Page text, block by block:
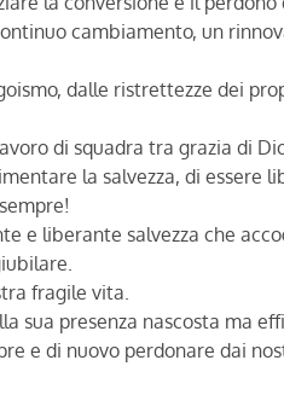
cambiamento, un
dalle ristrettezze dei
di squadra tra grazia di
la salvezza, di essere
e liberante salvezza che
fragile vita.
sua presenza nascosta ma
e di nuovo perdonare dai